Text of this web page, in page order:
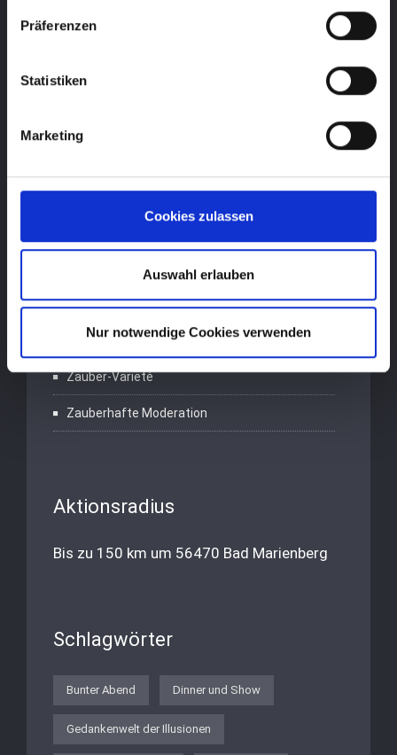
Präferenzen
Statistiken
Marketing
Cookies zulassen
Auswahl erlauben
Nur notwendige Cookies verwenden
Programme:
Magische Momente
Magic Dinner Show
Gedankenwelt der Illusionen
Zauber-Varieté
Zauberhafte Moderation
Aktionsradius
Bis zu 150 km um 56470 Bad Marienberg
Schlagwörter
Bunter Abend Dinner und Show
Gedankenwelt der Illusionen